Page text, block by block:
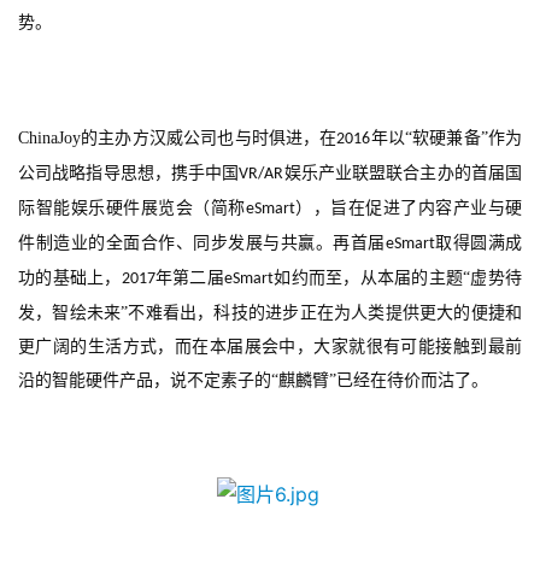
0
十
三
金
茶
奖
7
势。
ChinaJoy的主办方汉威公司也与时俱进，在2016年以“软硬兼备”作为
公司战略指导思想，携手中国VR/AR娱乐产业联盟联合主办的首届国
际智能娱乐硬件展览会（简称eSmart），旨在促进了内容产业与硬
件制造业的全面合作、同步发展与共赢。再首届eSmart取得圆满成
功的基础上， 2017年第二届eSmart如约而至，从本届的主题“虚势待
发，智绘未来”不难看出，科技的进步正在为人类提供更大的便捷和
更广阔的生活方式，而在本届展会中，大家就很有可能接触到最前
沿的智能硬件产品，说不定素子的“麒麟臂”已经在待价而沽了。